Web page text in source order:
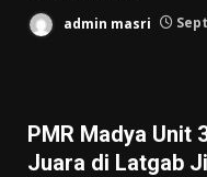
admin masri
PMR Madya Unit
Juara di Latgab